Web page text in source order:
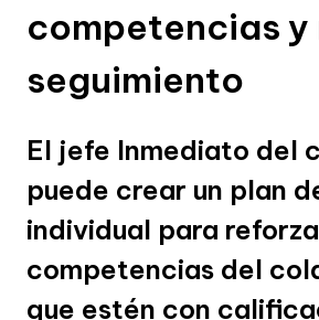
competencias y
seguimiento
El jefe Inmediato del
puede crear un plan
individual para
competencias del
que estén con